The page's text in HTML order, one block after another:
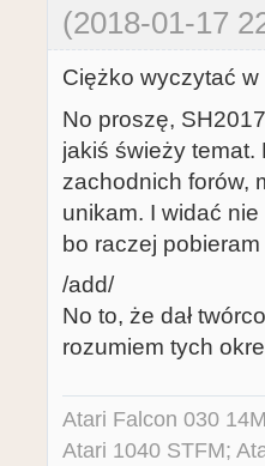
(2018-01-17
Ciężko wyczytać w
No proszę,
jakiś świeży
zachodnich forów,
unikam. I widać
bo raczej
/add/
No to, że dał
rozumiem tych
Atari Falcon 030
Atari 1040 STFM;